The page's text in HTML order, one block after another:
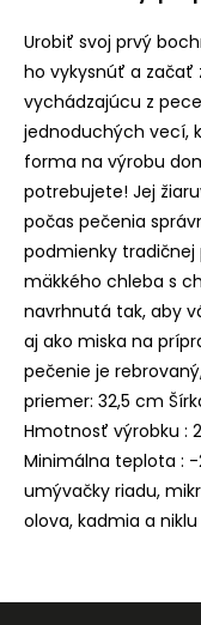
Urobiť svoj prvý
ho vykysnúť a začať
vychádzajúcu z
jednoduchých vecí,
forma na výrobu
potrebujete! Jej
počas pečenia
podmienky tradičnej
mäkkého chleba s
navrhnutá tak, aby
aj ako miska na
pečenie je
priemer: 32,5 cm
Hmotnosť výrobku :
Minimálna teplota : -
umývačky riadu,
olova, kadmia a niklu